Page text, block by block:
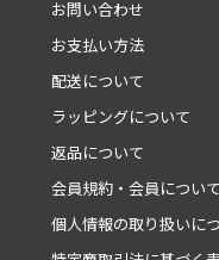
お問い合わせ
お支払い方法
配送について
ラッピングについて
返品について
会員規約・会員について
個人情報の取り扱いに